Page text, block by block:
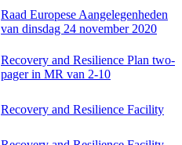
Raad Europese Aangelegenheden
van dinsdag 24 november 2020
Recovery and Resilience Plan two-
pager in MR van 2-10
Recovery and Resilience Facility